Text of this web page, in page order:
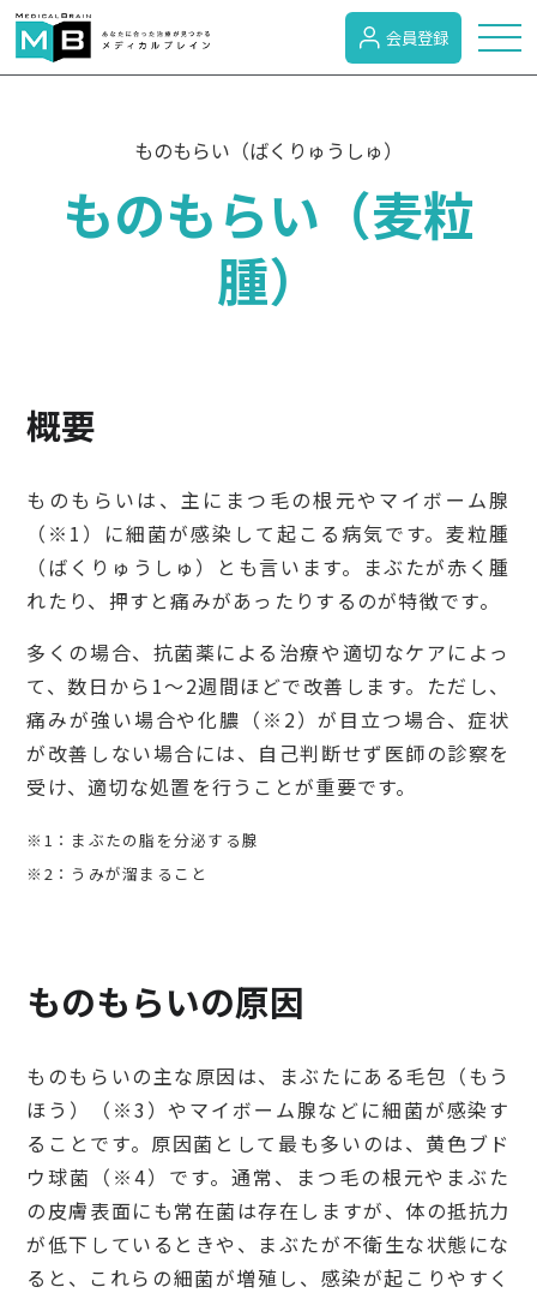
症状検索
がん
検診・検査
出産・子ども
病院の機能と役割
会員登録
ものもらい（ばくりゅうしゅ）
ものもらい（麦粒
腫）
概要
ものもらいは、主にまつ毛の根元やマイボーム腺
（※1）に細菌が感染して起こる病気です。麦粒腫
（ばくりゅうしゅ）とも言います。まぶたが赤く腫
れたり、押すと痛みがあったりするのが特徴です。
多くの場合、抗菌薬による治療や適切なケアによっ
て、数日から1〜2週間ほどで改善します。ただし、
痛みが強い場合や化膿（※2）が目立つ場合、症状
が改善しない場合には、自己判断せず医師の診察を
受け、適切な処置を行うことが重要です。
※1：まぶたの脂を分泌する腺
※2：うみが溜まること
ものもらいの原因
ものもらいの主な原因は、まぶたにある毛包（もう
ほう）（※3）やマイボーム腺などに細菌が感染す
ることです。原因菌として最も多いのは、黄色ブド
ウ球菌（※4）です。通常、まつ毛の根元やまぶた
の皮膚表面にも常在菌は存在しますが、体の抵抗力
が低下しているときや、まぶたが不衛生な状態にな
ると、これらの細菌が増殖し、感染が起こりやすく